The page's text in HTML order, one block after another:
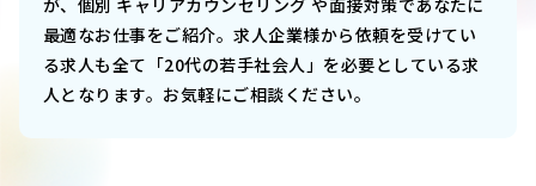
が、個別 キャリアカウンセリング や面接対策であなたに
最適なお仕事をご紹介。求人企業様から依頼を受けてい
る求人も全て「20代の若手社会人」を必要としている求
人となります。お気軽にご相談ください。